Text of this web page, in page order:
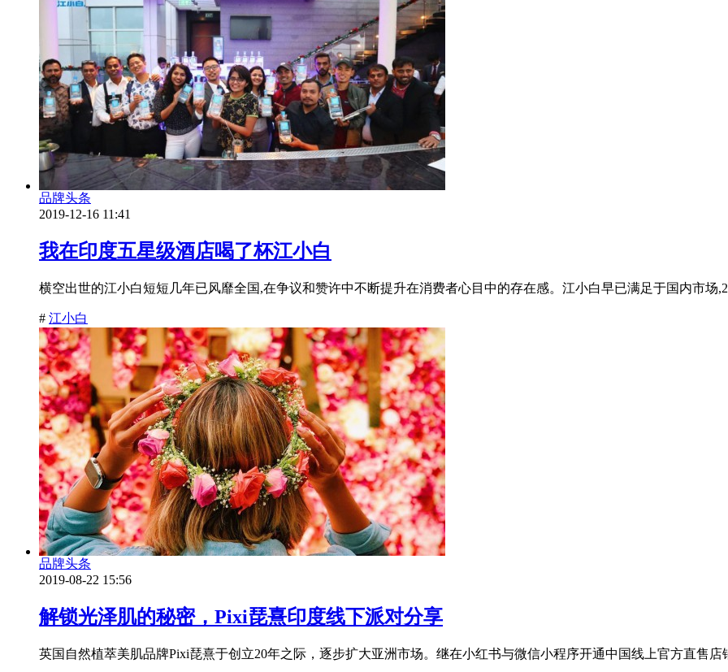
品牌头条
2019-12-16 11:41
我在印度五星级酒店喝了杯江小白
横空出世的江小白短短几年已风靡全国,在争议和赞许中不断提升在消费者心目中的存在感。江小白早已满足于国内市场
# 江小白
品牌头条
2019-08-22 15:56
解锁光泽肌的秘密，Pixi琵熹印度线下派对分享
英国自然植萃美肌品牌Pixi琵熹于创立20年之际，逐步扩大亚洲市场。继在小红书与微信小程序开通中国线上官方直售店